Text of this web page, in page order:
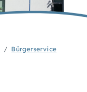
Bürgerservice